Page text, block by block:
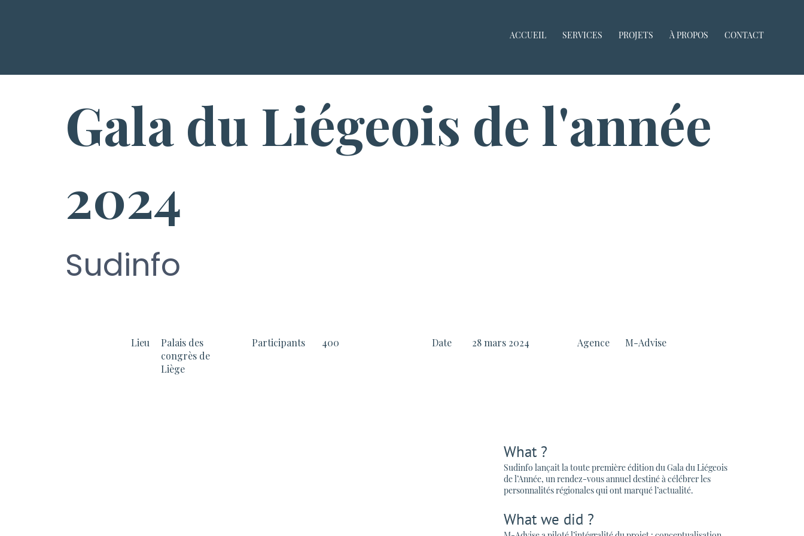
ACCUEIL SERVICES PROJETS À PROPOS CONTACT
Gala du Liégeois de l'année
2024
Sudinfo
Lieu
Palais des
congrès de
Liège
Participants 400 Date 28 mars 2024 Agence M-Advise
What ?
Sudinfo lançait la toute première édition du Gala du Liégeois
de l’Année, un rendez-vous annuel destiné à célébrer les
personnalités régionales qui ont marqué l’actualité.
What we did ?